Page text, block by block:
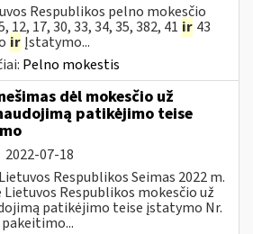
Respublikos pelno mokesčio
17, 30, 33, 34, 35, 382, 41 ir 43
ir Įstatymo...
Pelno mokestis
dėl mokesčio už
patikėjimo teise
2022-07-18
Respublikos Seimas 2022 m.
Respublikos mokesčio už
patikėjimo teise įstatymo Nr.